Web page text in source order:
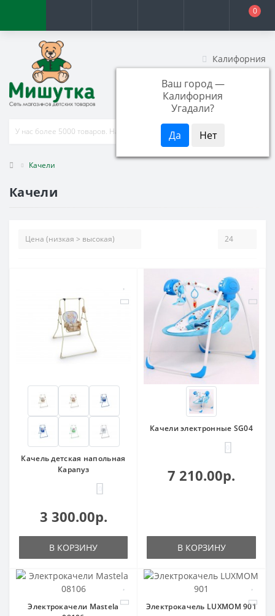
0
Калифорния
Ваш город —
Калифорния
Угадали?
Заказать звонок
Качели
Качели
Качель детская напольная
Карапуз
3 300.00р.
В КОРЗИНУ
Качели электронные SG04
7 210.00р.
В КОРЗИНУ
Электрокачели Mastela
Электрокачель LUXMOM 901